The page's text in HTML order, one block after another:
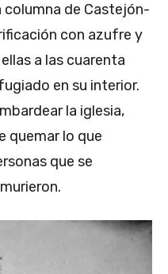
columna de Castejón-
con azufre y
a las cuarenta
en su interior.
la iglesia,
quemar lo que
que se